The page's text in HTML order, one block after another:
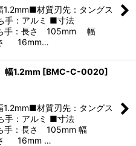
む
材質刃先：タングス
ち手：アルミ ■寸法
手：長さ 105mm 幅
16mm…
1.2mm [BMC-C-0020]
材質刃先：タングス
ち手：アルミ ■寸法
手：長さ 105mm 幅
16mm …